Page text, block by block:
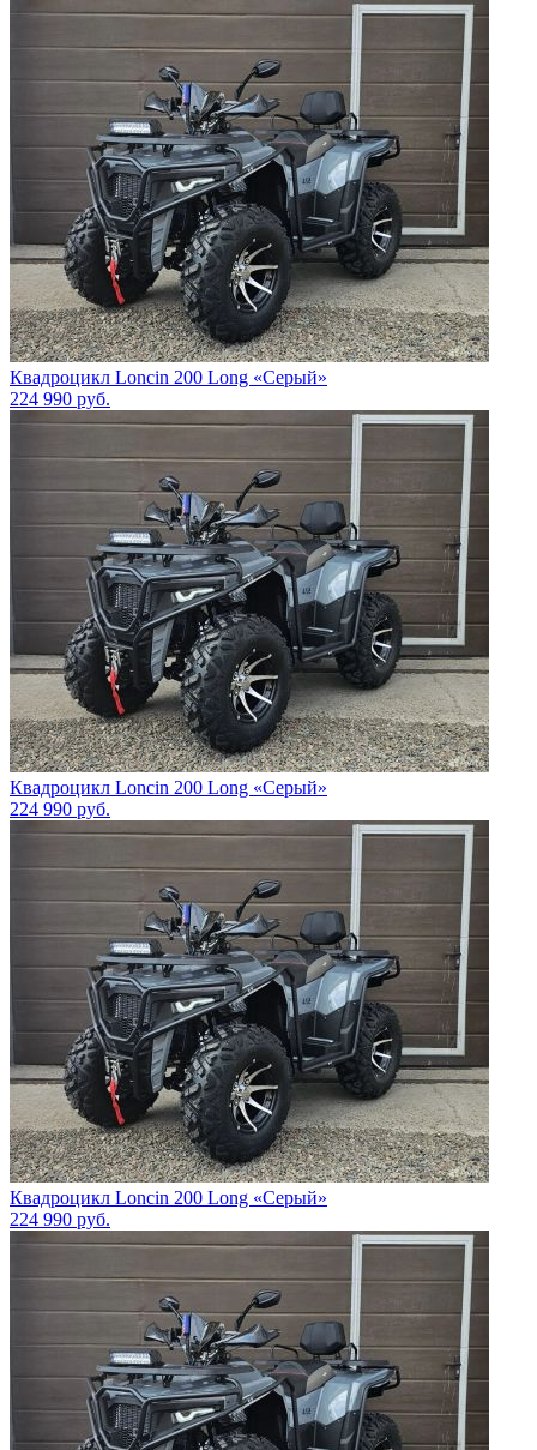
Квадроцикл Loncin 200 Long «Серый»
224 990 руб.
Квадроцикл Loncin 200 Long «Серый»
224 990 руб.
Квадроцикл Loncin 200 Long «Серый»
224 990 руб.